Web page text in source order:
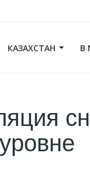
КАЗАХСТАН В